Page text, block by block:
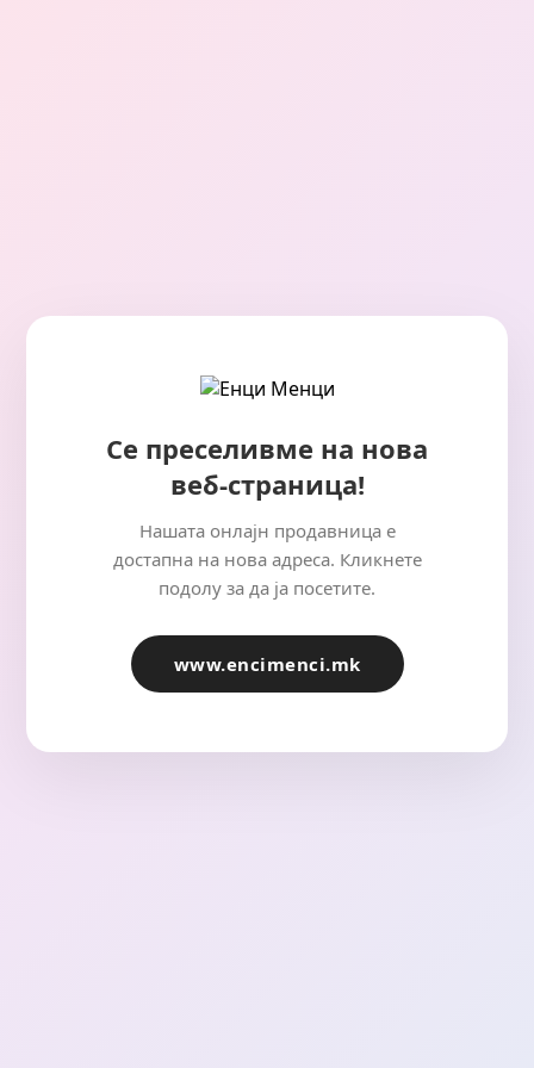
Се преселивме на нова
веб-страница!
Нашата онлајн продавница е
достапна на нова адреса. Кликнете
подолу за да ја посетите.
www.encimenci.mk